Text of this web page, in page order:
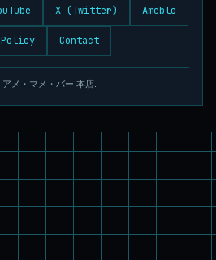
X (Twitter) Ameblo
Contact
メ・マメ・バー 本店.